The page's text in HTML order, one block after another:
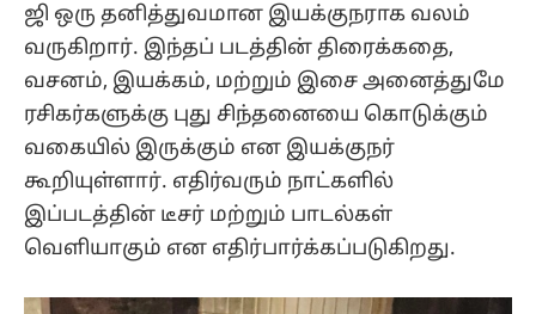
ஜி ஒரு தனித்துவமான இயக்குநராக வலம்
வருகிறார். இந்தப் படத்தின் திரைக்கதை,
வசனம், இயக்கம், மற்றும் இசை அனைத்துமே
ரசிகர்களுக்கு புது சிந்தனையை கொடுக்கும்
வகையில் இருக்கும் என இயக்குநர்
கூறியுள்ளார். எதிர்வரும் நாட்களில்
இப்படத்தின் டீசர் மற்றும் பாடல்கள்
வெளியாகும் என எதிர்பார்க்கப்படுகிறது.